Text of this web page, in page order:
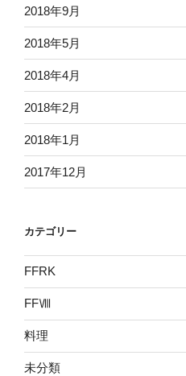
2018年9月
2018年5月
2018年4月
2018年2月
2018年1月
2017年12月
カテゴリー
FFRK
FFⅧ
料理
未分類